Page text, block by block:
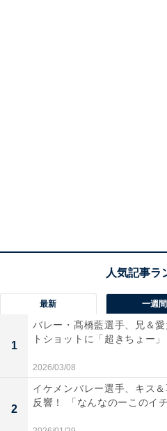
最新 一週間
1
バレー・髙橋藍選手、兄＆
トショットに「超きちょー
2026/03/08
2
イケメンバレー選手、キス
反響！ 「なんなのーこのイ